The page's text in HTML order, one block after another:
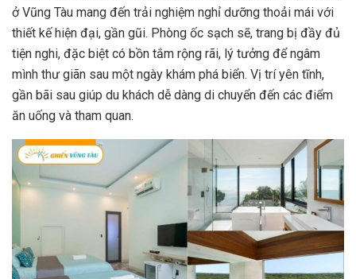
ở Vũng Tàu mang đến trải nghiệm nghỉ dưỡng thoải mái với
thiết kế hiện đại, gần gũi. Phòng ốc sạch sẽ, trang bị đầy đủ
tiện nghi, đặc biệt có bồn tắm rộng rãi, lý tưởng để ngâm
mình thư giãn sau một ngày khám phá biển. Vị trí yên tĩnh,
gần bãi sau giúp du khách dễ dàng di chuyển đến các điểm
ăn uống và tham quan.